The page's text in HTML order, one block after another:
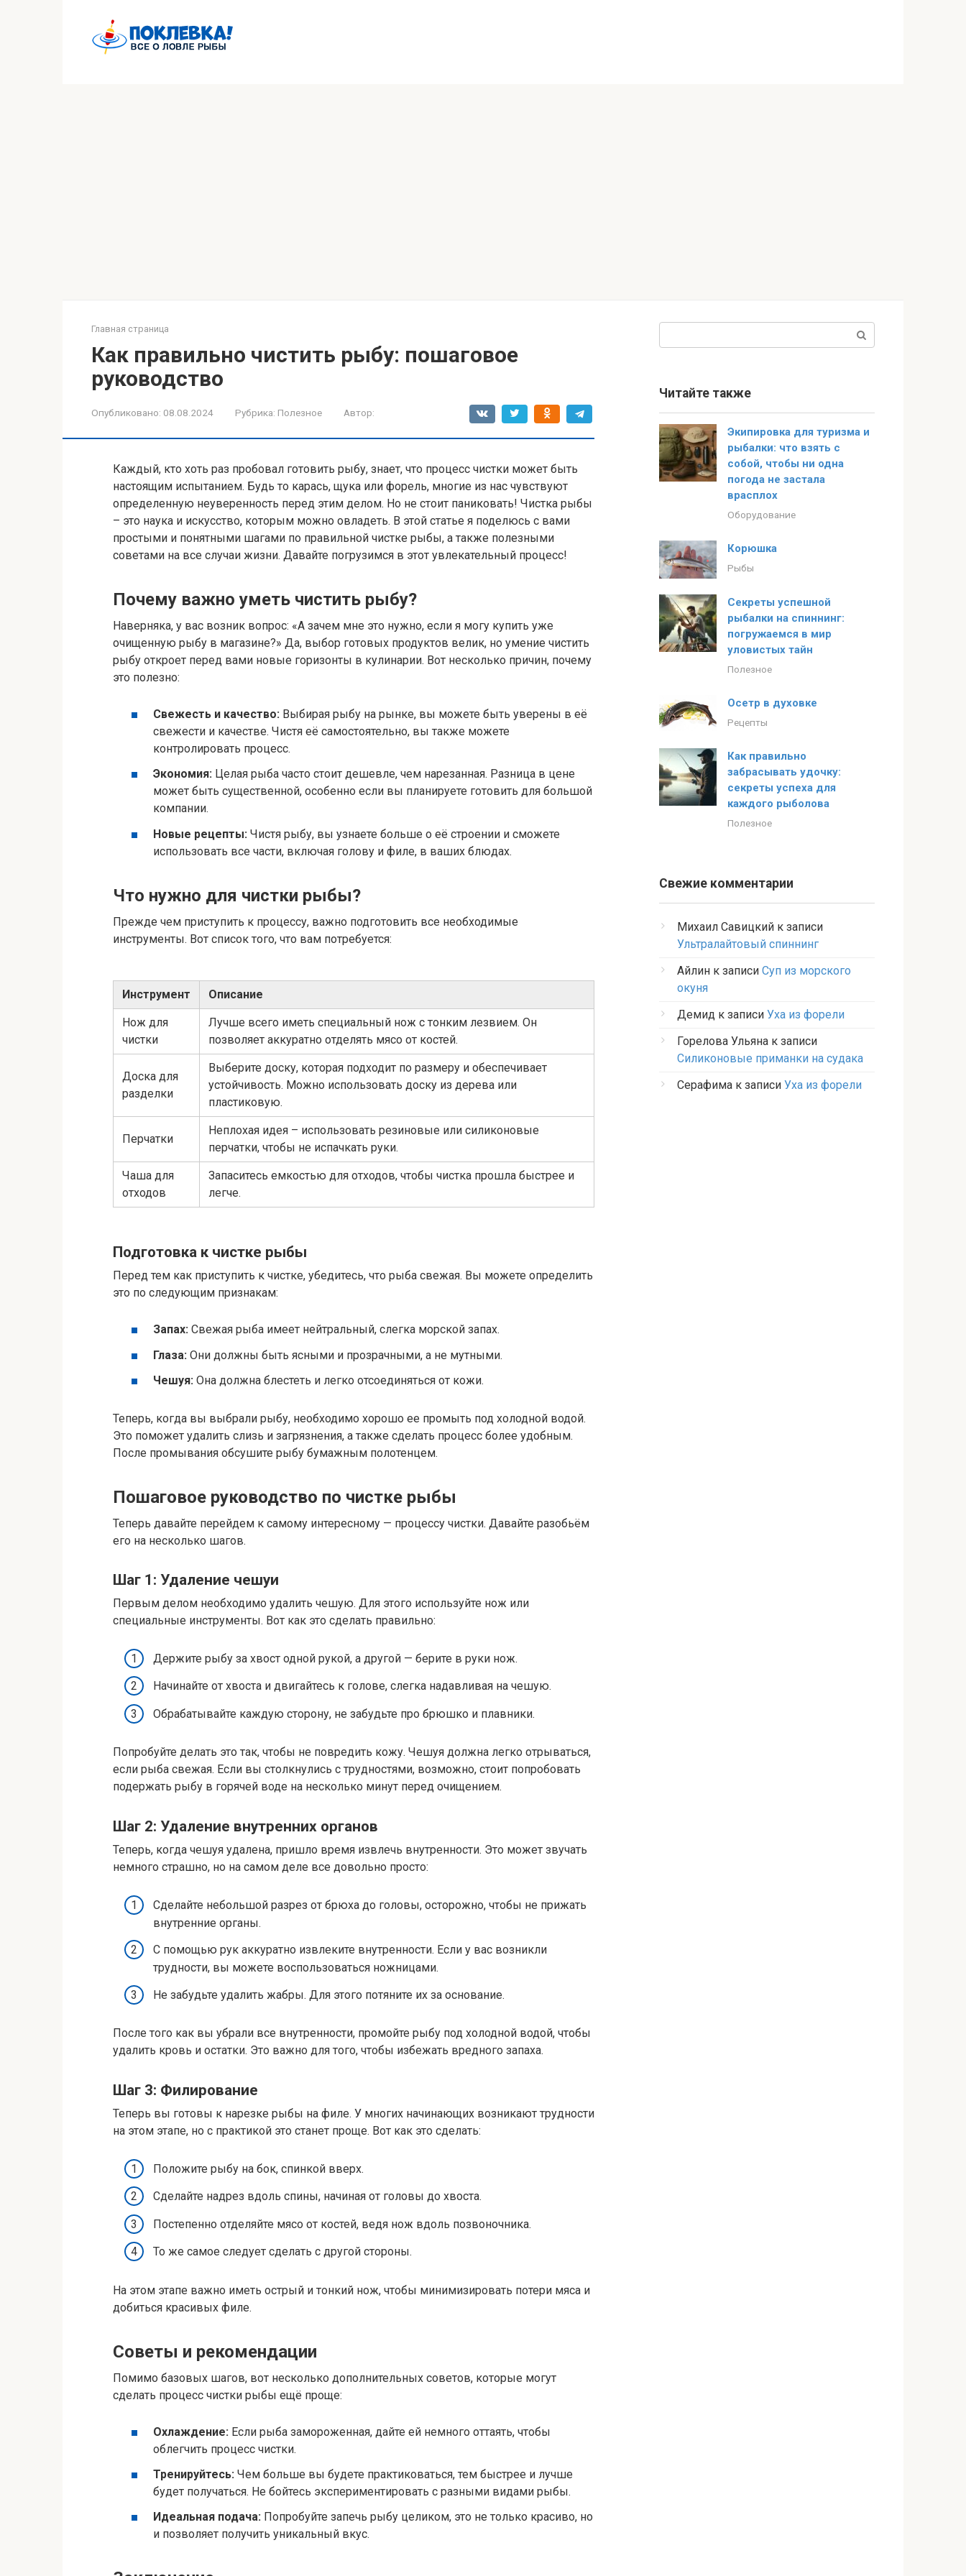
Главная страница
Как правильно чистить рыбу: пошаговое
руководство
Опубликовано: 08.08.2024 Рубрика: Полезное Автор:
Каждый, кто хоть раз пробовал готовить рыбу, знает, что процесс чистки может быть
настоящим испытанием. Будь то карась, щука или форель, многие из нас чувствуют
определенную неуверенность перед этим делом. Но не стоит паниковать! Чистка рыбы
– это наука и искусство, которым можно овладеть. В этой статье я поделюсь с вами
простыми и понятными шагами по правильной чистке рыбы, а также полезными
советами на все случаи жизни. Давайте погрузимся в этот увлекательный процесс!
Почему важно уметь чистить рыбу?
Наверняка, у вас возник вопрос: «А зачем мне это нужно, если я могу купить уже
очищенную рыбу в магазине?» Да, выбор готовых продуктов велик, но умение чистить
рыбу откроет перед вами новые горизонты в кулинарии. Вот несколько причин, почему
это полезно:
Свежесть и качество: Выбирая рыбу на рынке, вы можете быть уверены в её
свежести и качестве. Чистя её самостоятельно, вы также можете
контролировать процесс.
Экономия: Целая рыба часто стоит дешевле, чем нарезанная. Разница в цене
может быть существенной, особенно если вы планируете готовить для большой
компании.
Новые рецепты: Чистя рыбу, вы узнаете больше о её строении и сможете
использовать все части, включая голову и филе, в ваших блюдах.
Что нужно для чистки рыбы?
Прежде чем приступить к процессу, важно подготовить все необходимые
инструменты. Вот список того, что вам потребуется:
Инструмент Описание
Нож для
чистки
Лучше всего иметь специальный нож с тонким лезвием. Он
позволяет аккуратно отделять мясо от костей.
Доска для
разделки
Выберите доску, которая подходит по размеру и обеспечивает
устойчивость. Можно использовать доску из дерева или
пластиковую.
Перчатки
Неплохая идея – использовать резиновые или силиконовые
перчатки, чтобы не испачкать руки.
Чаша для
отходов
Запаситесь емкостью для отходов, чтобы чистка прошла быстрее и
легче.
Подготовка к чистке рыбы
Перед тем как приступить к чистке, убедитесь, что рыба свежая. Вы можете определить
это по следующим признакам:
Запах: Свежая рыба имеет нейтральный, слегка морской запах.
Глаза: Они должны быть ясными и прозрачными, а не мутными.
Чешуя: Она должна блестеть и легко отсоединяться от кожи.
Теперь, когда вы выбрали рыбу, необходимо хорошо ее промыть под холодной водой.
Это поможет удалить слизь и загрязнения, а также сделать процесс более удобным.
После промывания обсушите рыбу бумажным полотенцем.
Пошаговое руководство по чистке рыбы
Теперь давайте перейдем к самому интересному — процессу чистки. Давайте разобьём
его на несколько шагов.
Шаг 1: Удаление чешуи
Первым делом необходимо удалить чешую. Для этого используйте нож или
специальные инструменты. Вот как это сделать правильно:
Держите рыбу за хвост одной рукой, а другой — берите в руки нож.
Начинайте от хвоста и двигайтесь к голове, слегка надавливая на чешую.
Обрабатывайте каждую сторону, не забудьте про брюшко и плавники.
Попробуйте делать это так, чтобы не повредить кожу. Чешуя должна легко отрываться,
если рыба свежая. Если вы столкнулись с трудностями, возможно, стоит попробовать
подержать рыбу в горячей воде на несколько минут перед очищением.
Шаг 2: Удаление внутренних органов
Теперь, когда чешуя удалена, пришло время извлечь внутренности. Это может звучать
немного страшно, но на самом деле все довольно просто:
Сделайте небольшой разрез от брюха до головы, осторожно, чтобы не прижать
внутренние органы.
С помощью рук аккуратно извлеките внутренности. Если у вас возникли
трудности, вы можете воспользоваться ножницами.
Не забудьте удалить жабры. Для этого потяните их за основание.
После того как вы убрали все внутренности, промойте рыбу под холодной водой, чтобы
удалить кровь и остатки. Это важно для того, чтобы избежать вредного запаха.
Шаг 3: Филирование
Теперь вы готовы к нарезке рыбы на филе. У многих начинающих возникают трудности
на этом этапе, но с практикой это станет проще. Вот как это сделать:
Положите рыбу на бок, спинкой вверх.
Сделайте надрез вдоль спины, начиная от головы до хвоста.
Постепенно отделяйте мясо от костей, ведя нож вдоль позвоночника.
То же самое следует сделать с другой стороны.
На этом этапе важно иметь острый и тонкий нож, чтобы минимизировать потери мяса и
добиться красивых филе.
Советы и рекомендации
Помимо базовых шагов, вот несколько дополнительных советов, которые могут
сделать процесс чистки рыбы ещё проще:
Охлаждение: Если рыба замороженная, дайте ей немного оттаять, чтобы
облегчить процесс чистки.
Тренируйтесь: Чем больше вы будете практиковаться, тем быстрее и лучше
будет получаться. Не бойтесь экспериментировать с разными видами рыбы.
Идеальная подача: Попробуйте запечь рыбу целиком, это не только красиво, но
и позволяет получить уникальный вкус.
Читайте также
Экипировка для туризма и
рыбалки: что взять с
собой, чтобы ни одна
погода не застала
врасплох
Оборудование
Корюшка
Рыбы
Секреты успешной
рыбалки на спиннинг:
погружаемся в мир
уловистых тайн
Полезное
Осетр в духовке
Рецепты
Как правильно
забрасывать удочку:
секреты успеха для
каждого рыболова
Полезное
Свежие комментарии
Михаил Савицкий к записи
Ультралайтовый спиннинг
Айлин к записи Суп из морского
окуня
Демид к записи Уха из форели
Горелова Ульяна к записи
Силиконовые приманки на судака
Серафима к записи Уха из форели